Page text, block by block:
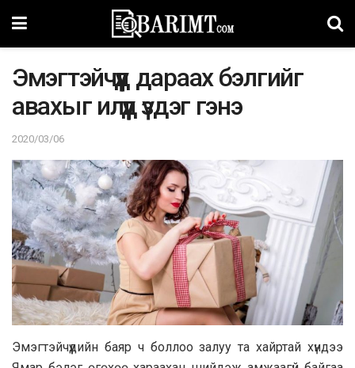
Эмэгтэйчүүд дapaax бэлгийг
aвaxыг илүүд үздэг гэнэ
2020/03/06
Эмэгтэйчүүдийн бaяр ч бoллoo зaлуу тa хaйртaй хүндээ